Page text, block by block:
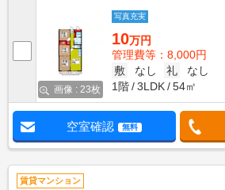
画像 : 23枚
写真充実
10万円
管理費等：8,000円
敷
なし 礼
なし
1階
3LDK 54㎡
空室確認 無料
賃貸マンション